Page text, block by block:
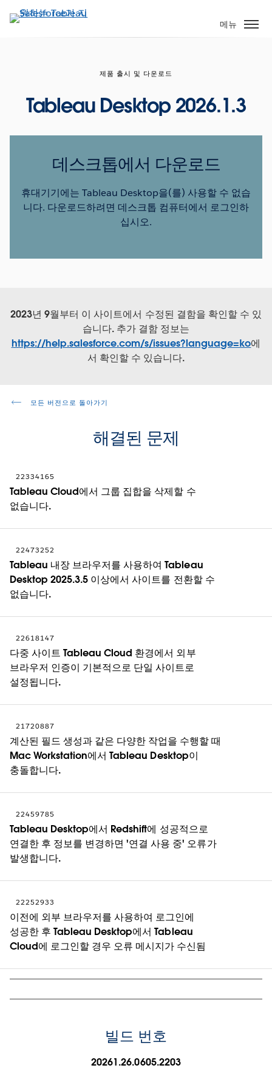
요
기
메뉴
제품 출시 및 다운로드
Tableau Desktop 2026.1.3
데스크톱에서 다운로드
휴대기기에는 Tableau Desktop을(를) 사용할 수 없습
니다. 다운로드하려면 데스크톱 컴퓨터에서 로그인하
십시오.
2023년 9월부터 이 사이트에서 수정된 결함을 확인할 수 있
습니다. 추가 결함 정보는
https://help.salesforce.com/s/issues?language=ko에
서 확인할 수 있습니다.
모든 버전으로 돌아가기
해결된 문제
22334165
Tableau Cloud에서 그룹 집합을 삭제할 수
없습니다.
22473252
Tableau 내장 브라우저를 사용하여 Tableau
Desktop 2025.3.5 이상에서 사이트를 전환할 수
없습니다.
22618147
다중 사이트 Tableau Cloud 환경에서 외부
브라우저 인증이 기본적으로 단일 사이트로
설정됩니다.
21720887
계산된 필드 생성과 같은 다양한 작업을 수행할 때
Mac Workstation에서 Tableau Desktop이
충돌합니다.
22459785
Tableau Desktop에서 Redshift에 성공적으로
연결한 후 정보를 변경하면 '연결 사용 중' 오류가
발생합니다.
22252933
이전에 외부 브라우저를 사용하여 로그인에
성공한 후 Tableau Desktop에서 Tableau
Cloud에 로그인할 경우 오류 메시지가 수신됨
빌드 번호
20261.26.0605.2203